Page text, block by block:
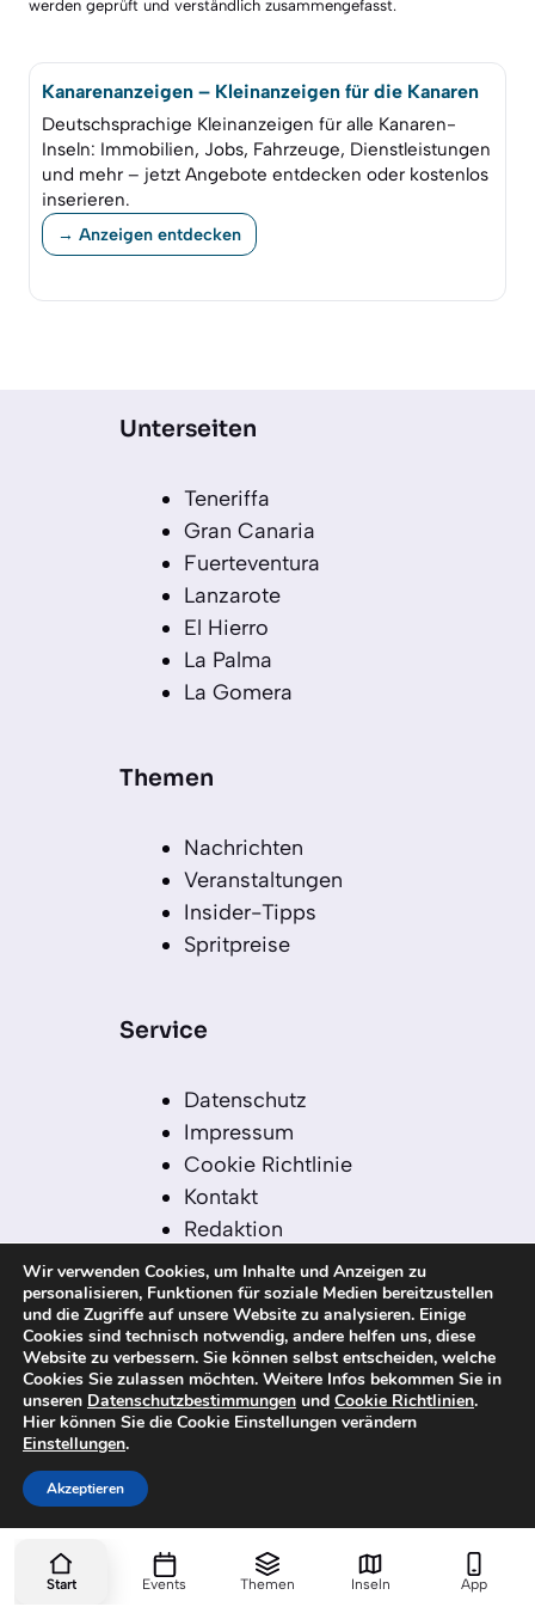
werden geprüft und verständlich zusammengefasst.
Kanarenanzeigen – Kleinanzeigen für die Kanaren
Deutschsprachige Kleinanzeigen für alle Kanaren-
Inseln: Immobilien, Jobs, Fahrzeuge, Dienstleistungen
und mehr – jetzt Angebote entdecken oder kostenlos
inserieren.
→ Anzeigen entdecken
Unterseiten
Teneriffa
Gran Canaria
Fuerteventura
Lanzarote
El Hierro
La Palma
La Gomera
Themen
Nachrichten
Veranstaltungen
Insider-Tipps
Spritpreise
Service
Datenschutz
Impressum
Cookie Richtlinie
Kontakt
Redaktion
Redaktionelle Leitlinien
Sitemap
Einsatz von KI in der
Redaktion
© 2026 kanaren-nachrichten.com – Alle
Rechte vorbehalten
Wir verwenden Cookies, um Inhalte und Anzeigen zu
personalisieren, Funktionen für soziale Medien bereitzustellen
und die Zugriffe auf unsere Website zu analysieren. Einige
Cookies sind technisch notwendig, andere helfen uns, diese
Website zu verbessern. Sie können selbst entscheiden, welche
Cookies Sie zulassen möchten. Weitere Infos bekommen Sie in
unseren Datenschutzbestimmungen und Cookie Richtlinien.
Hier können Sie die Cookie Einstellungen verändern
Einstellungen.
Akzeptieren
Start Events Themen Inseln App